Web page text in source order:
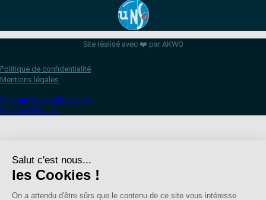
Site réalisé avec ❤️ par AKWO
Politique de confidentialité
Mentions légales
Politique de confidentialité
Mentions légales